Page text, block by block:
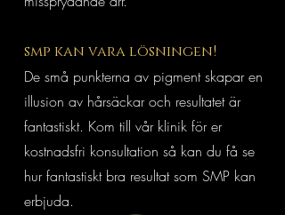
smp kan vara lösningen!
De små punkterna av pigment skapar en
illusion av hårsäckar och resultatet är
fantastiskt. Kom till vår klinik för er
kostnadsfri konsultation så kan du få se
hur fantastiskt bra resultat som SMP kan
erbjuda.